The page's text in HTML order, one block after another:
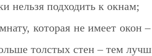
нельзя подходить к окнам;
которая не имеет окон
толстых стен – тем